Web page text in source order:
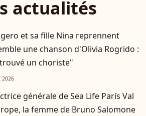
actualités
et sa fille Nina reprennent
une chanson d'Olivia Rogrido :
trouvé un choriste"
2026
générale de Sea Life Paris Val
la femme de Bruno Salomone